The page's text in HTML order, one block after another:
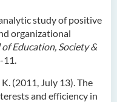
study of positive
organizational
Education, Society &
11.
(2011, July 13). The
and efficiency in